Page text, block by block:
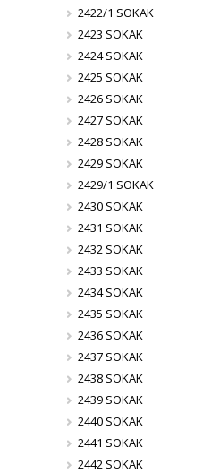
2422/1 SOKAK
2423 SOKAK
2424 SOKAK
2425 SOKAK
2426 SOKAK
2427 SOKAK
2428 SOKAK
2429 SOKAK
2429/1 SOKAK
2430 SOKAK
2431 SOKAK
2432 SOKAK
2433 SOKAK
2434 SOKAK
2435 SOKAK
2436 SOKAK
2437 SOKAK
2438 SOKAK
2439 SOKAK
2440 SOKAK
2441 SOKAK
2442 SOKAK